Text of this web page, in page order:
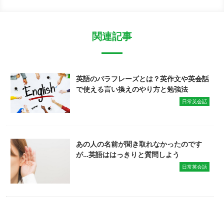
関連記事
英語のパラフレーズとは？英作文や英会話
で使える言い換えのやり方と勉強法
日常英会話
あの人の名前が聞き取れなかったのです
が…英語ははっきりと質問しよう
日常英会話